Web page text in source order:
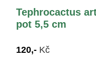
Tephrocactus
pot 5,5 cm
120,- Kč